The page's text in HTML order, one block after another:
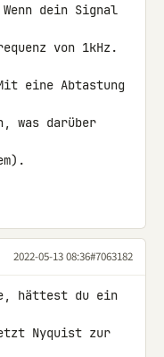
dein Signal
von 1kHz.
eine Abtastung
was darüber
2022-05-13 08:36#7063182
hättest du ein
Nyquist zur